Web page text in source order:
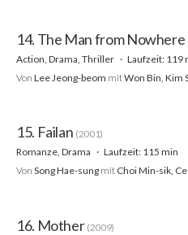
14. The Man from Nowhere
Action, Drama, Thriller
Laufzeit: 119
Von Lee Jeong-beom mitWon Bin, Kim
15. Failan (2001)
Romanze, Drama
Laufzeit: 115 min
Von Song Hae-sung mit Choi Min-sik,
16. Mother (2009)